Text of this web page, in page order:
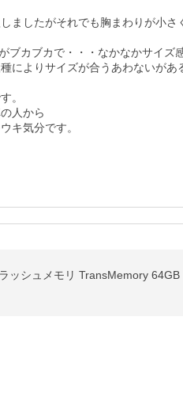
ましたがそれでも胸まわりが小さ
カブカで・・・なかなかサイズ
によりサイズが合うあわないがあ
。
人から
キ気分です。
ッシュメモリ TransMemory 64GB